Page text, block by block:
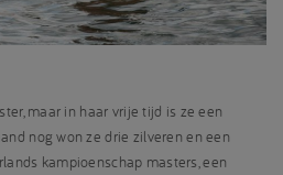
maar in haar vrije tijd is ze een
nog won ze drie zilveren en een
kampioenschap masters, een